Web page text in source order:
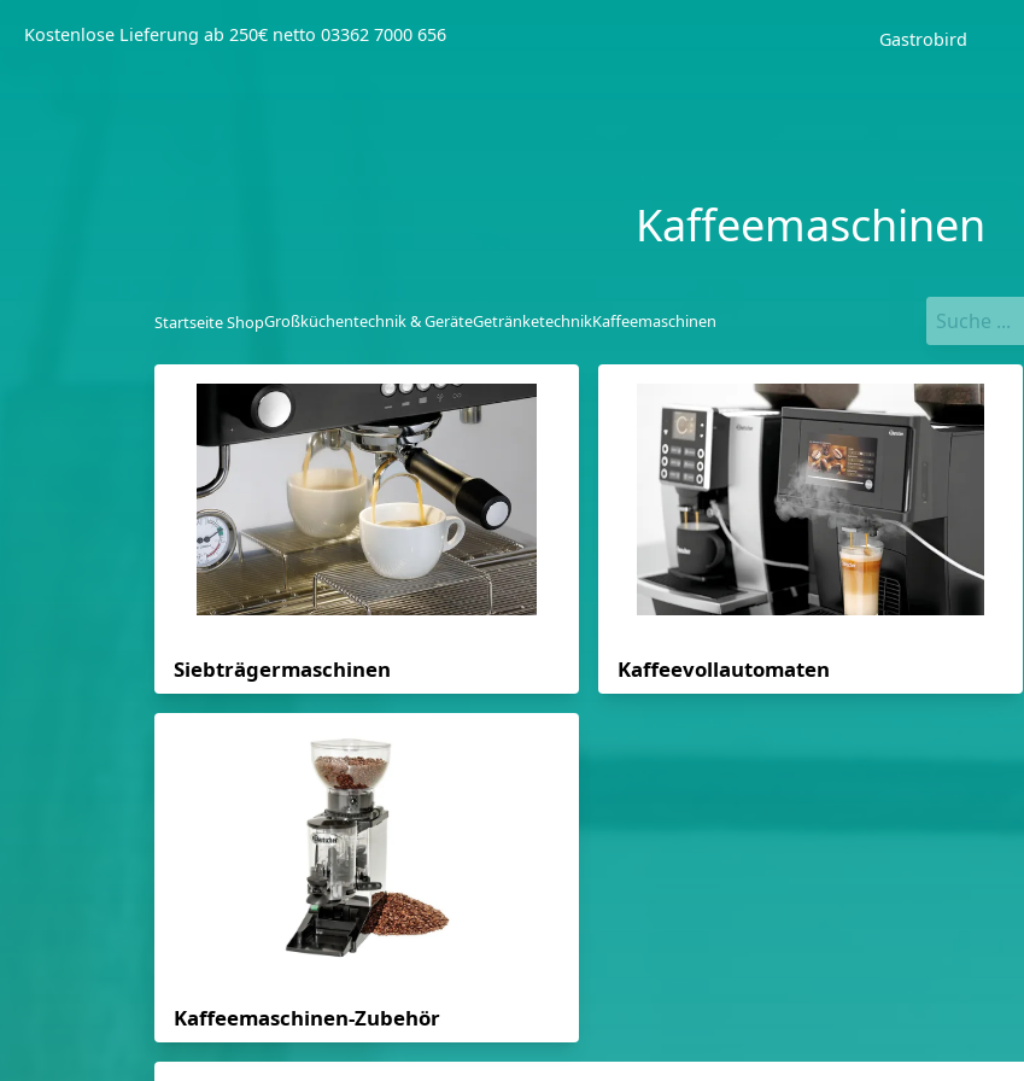
Kostenlose Lieferung ab 250€ netto 03362 7000 656 Gastrobird
Kaffeemaschinen
Startseite ShopGroßküchentechnik & GeräteGetränketechnikKaffeemaschinen
Siebträgermaschinen Kaffeevollautomaten
Kaffeemaschinen-Zubehör